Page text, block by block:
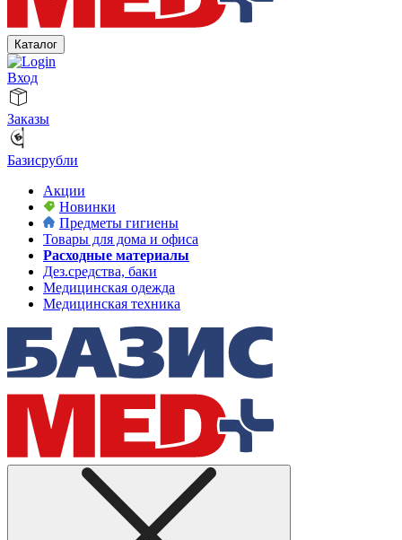
Каталог
Вход
Заказы
Базисрубли
Акции
Новинки
Предметы гигиены
Товары для дома и офиса
Расходные материалы
Дез.средства, баки
Медицинская одежда
Медицинская техника